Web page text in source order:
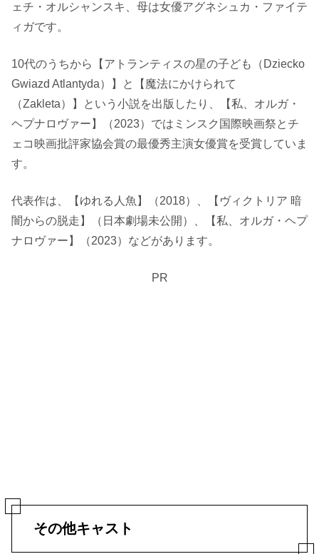
ェチ・オルシャンスキ、母は女優アグネシュカ・ファイテ
ィガです。
10代のうちから【アトランティスの星の子ども（Dziecko
Gwiazd Atlantyda）】と【魔法にかけられて
（Zakleta）】という小説を出版したり、【私、オルガ・
ヘプナロヴァー】（2023）ではミンスク国際映画祭とチ
ェコ映画批評家協会賞の最優秀主演女優賞を受賞していま
す。
代表作は、【ゆれる人魚】（2018）、【ヴィクトリア 暗
闇からの脱走】（日本劇場未公開）、【私、オルガ・ヘプ
ナロヴァー】（2023）などがあります。
PR
その他キャスト